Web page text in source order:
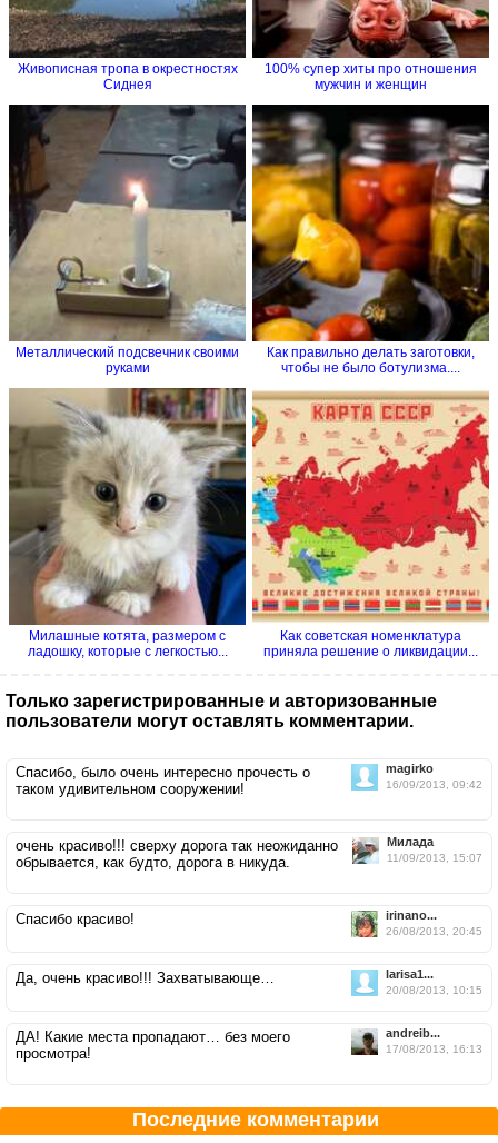
Живописная тропа в окрестностях
Сиднея
100% супер хиты про отношения
мужчин и женщин
Металлический подсвечник своими
руками
Как правильно делать заготовки,
чтобы не было ботулизма....
Милашные котята, размером с
ладошку, которые с легкостью...
Как советская номенклатура
приняла решение о ликвидации...
Только зарегистрированные и авторизованные
пользователи могут оставлять комментарии.
magirko
16/09/2013, 09:42
Спасибо, было очень интересно прочесть о
таком удивительном сооружении!
Милада
11/09/2013, 15:07
очень красиво!!! сверху дорога так неожиданно
обрывается, как будто, дорога в никуда.
irinano...
26/08/2013, 20:45
Спасибо красиво!
larisa1...
20/08/2013, 10:15
Да, очень красиво!!! Захватывающе…
andreib...
17/08/2013, 16:13
ДА! Какие места пропадают… без моего
просмотра!
Последние комментарии